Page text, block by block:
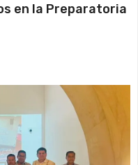
en la Preparatoria